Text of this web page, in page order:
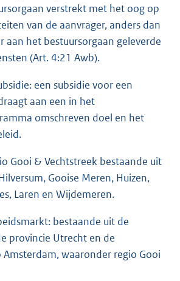
verstrekt met het oog op
van de aanvrager, anders dan
aan het bestuursorgaan geleverde
(Art. 4:21 Awb).
een subsidie voor een
aan een in het
omschreven doel en het
Gooi & Vechtstreek bestaande uit
Gooise Meren, Huizen,
Laren en Wijdemeren.
bestaande uit de
provincie Utrecht en de
waaronder regio Gooi